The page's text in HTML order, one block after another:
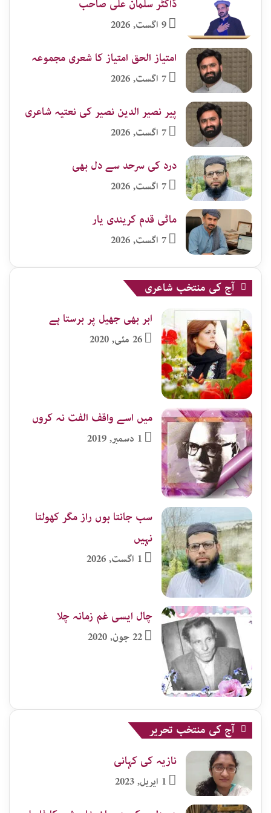
ڈاکٹر سلمان علی صاحب
9 اگست, 2026
امتیاز الحق امتیاز کا شعری مجموعہ
7 اگست, 2026
پیر نصیر الدین نصیر کی نعتیہ شاعری
7 اگست, 2026
درد کی سرحد سے دل بھی
7 اگست, 2026
ماٹی قدم کریندی یار
7 اگست, 2026
آج کی منتخب شاعری
ابر بھی جھیل پر برستا ہے
26 مئی, 2020
میں اسے واقف الفت نہ کروں
1 دسمبر, 2019
سب جانتا ہوں راز مگر کھولتا
نہیں
1 اگست, 2026
چال ایسی غم زمانہ چلا
22 جون, 2020
آج کی منتخب تحریر
نازیہ کی کہانی
1 اپریل, 2023